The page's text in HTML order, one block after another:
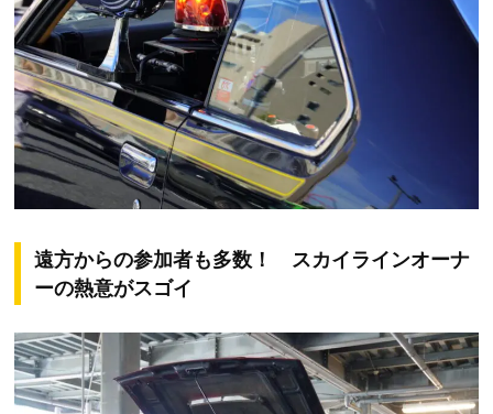
遠方からの参加者も多数！ スカイラインオーナ
ーの熱意がスゴイ